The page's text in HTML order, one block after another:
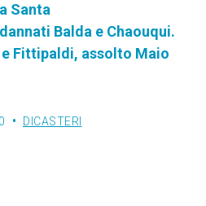
Santa
Balda e Chaouqui.
Fittipaldi, assolto Maio
DICASTERI